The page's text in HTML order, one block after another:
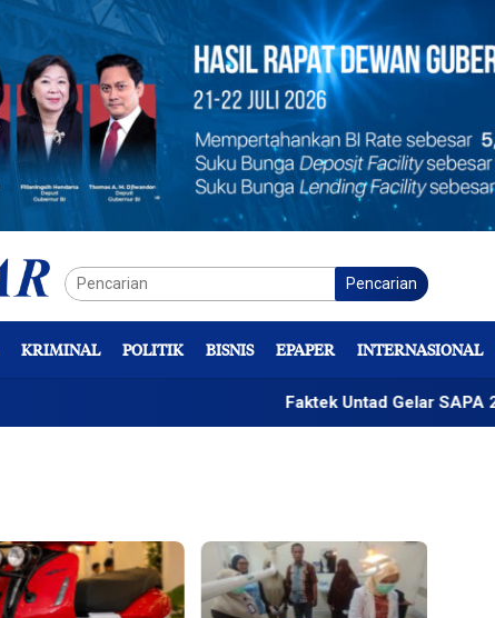
Pencarian
KRIMINAL POLITIK BISNIS EPAPER INTERNASIONAL
Faktek Untad Gelar SAPA 2026